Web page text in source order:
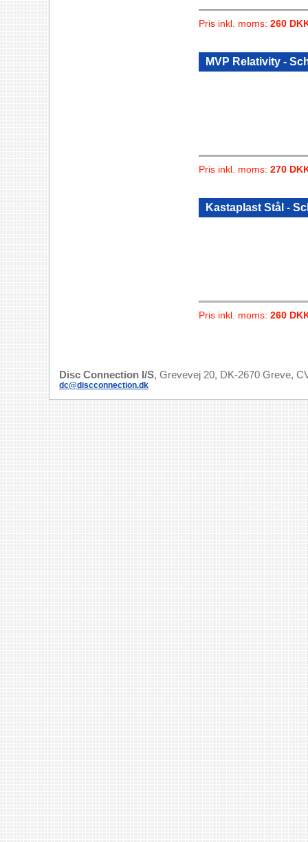
Pris inkl. moms: 260
MVP Relativity -
Pris inkl. moms: 270
Kastaplast Stål -
Pris inkl. moms: 260
Disc Connection I/S, Grevevej 20, DK-2670 Greve,
dc@discconnection.dk